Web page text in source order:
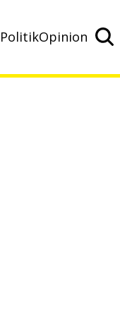
PolitikOpinion